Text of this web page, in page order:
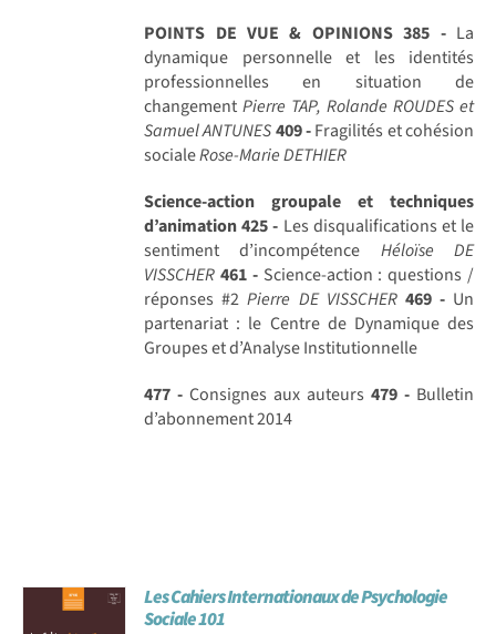
POINTS DE VUE & OPINIONS 385 -La
dynamique personnelle et les identités
professionnelles en situation de
changementPierre TAP, Rolande ROUDES et
Samuel ANTUNES409 -Fragilités et cohésion
socialeRose-Marie DETHIER
Science-action groupale et techniques
d’animation425 - Les disqualifications et le
sentiment d’incompétence Héloïse DE
VISSCHER 461 -Science-action : questions /
réponses #2Pierre DE VISSCHER 469 -Un
partenariat : le Centre de Dynamique des
Groupes et d’Analyse Institutionnelle
477 - Consignes aux auteurs479 - Bulletin
d’abonnement 2014
Les Cahiers Internationaux de Psychologie
Sociale 101